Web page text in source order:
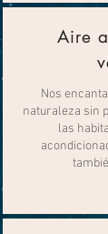
Aire
Nos
naturaleza sin
las